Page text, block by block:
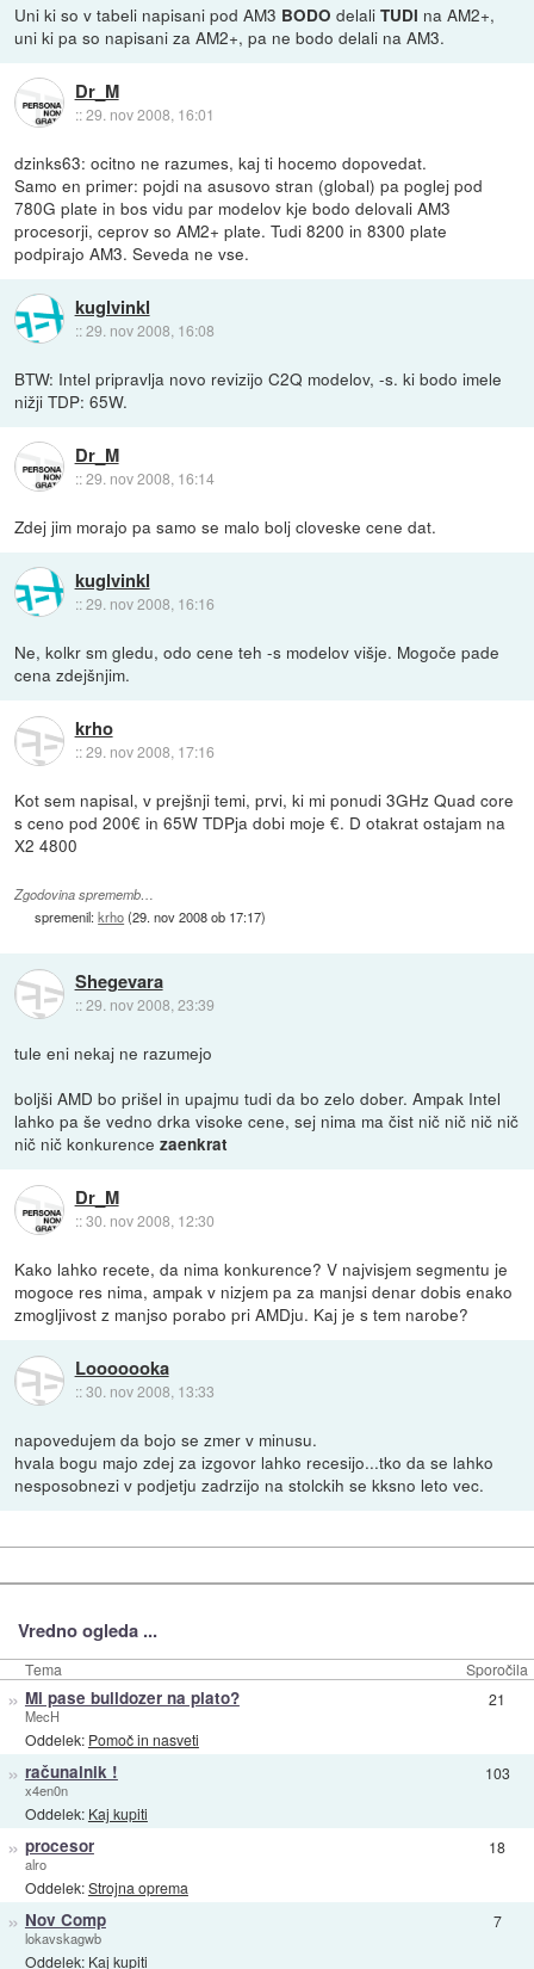
Uni ki so v tabeli napisani pod AM3 BODO delaliTUDI na AM2+,
uni ki pa so napisani za AM2+, pa ne bodo delali na AM3.
Dr_M
::29. nov 2008, 16:01
dzinks63: ocitno ne razumes, kaj ti hocemo dopovedat.
Samo en primer: pojdi na asusovo stran (global) pa poglej pod
780G plate in bos vidu par modelov kje bodo delovali AM3
procesorji, ceprov so AM2+ plate. Tudi 8200 in 8300 plate
podpirajo AM3. Seveda ne vse.
kuglvinkl
::29. nov 2008, 16:08
BTW: Intel pripravlja novo revizijo C2Q modelov, -s. ki bodo imele
nižji TDP: 65W.
Dr_M
::29. nov 2008, 16:14
Zdej jim morajo pa samo se malo bolj cloveske cene dat.
kuglvinkl
::29. nov 2008, 16:16
Ne, kolkr sm gledu, odo cene teh -s modelov višje. Mogoče pade
cena zdejšnjim.
krho
::29. nov 2008, 17:16
Kot sem napisal, v prejšnji temi, prvi, ki mi ponudi 3GHz Quad core
s ceno pod 200€ in 65W TDPja dobi moje €. D otakrat ostajam na
X2 4800
Zgodovina sprememb…
spremenil:krho(29. nov 2008 ob 17:17)
Shegevara
::29. nov 2008, 23:39
tule eni nekaj ne razumejo
boljši AMD bo prišel in upajmu tudi da bo zelo dober. Ampak Intel
lahko pa še vedno drka visoke cene, sej nima ma čist nič nič nič nič
nič nič konkurencezaenkrat
Dr_M
::30. nov 2008, 12:30
Kako lahko recete, da nima konkurence? V najvisjem segmentu je
mogoce res nima, ampak v nizjem pa za manjsi denar dobis enako
zmogljivost z manjso porabo pri AMDju. Kaj je s tem narobe?
Looooooka
::30. nov 2008, 13:33
napovedujem da bojo se zmer v minusu.
hvala bogu majo zdej za izgovor lahko recesijo...tko da se lahko
nesposobnezi v podjetju zadrzijo na stolckih se kksno leto vec.
Vredno ogleda ...
Tema Sporočila
» Mi pase bulldozer na plato?
MecH
Oddelek: Pomoč in nasveti
21
» računalnik !
x4en0n
Oddelek: Kaj kupiti
103
» procesor
alro
Oddelek:Strojna oprema
18
» Nov Comp
lokavskagwb
Oddelek: Kaj kupiti
7